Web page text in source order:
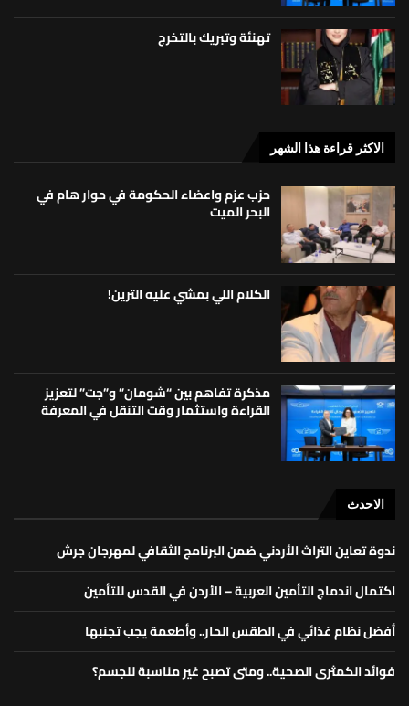
تهنئة وتبريك بالتخرج
الاكثر قراءة هذا الشهر
حزب عزم واعضاء الحكومة في حوار هام في
البحر الميت
الكلام اللي بمشي عليه الترين!
مذكرة تفاهم بين “شومان” و”جت” لتعزيز
القراءة واستثمار وقت التنقل في المعرفة
الاحدث
ندوة تعاين التراث الأردني ضمن البرنامج الثقافي لمهرجان جرش
اكتمال اندماج التأمين العربية – الأردن في القدس للتأمين
أفضل نظام غذائي في الطقس الحار.. وأطعمة يجب تجنبها
فوائد الكمثرى الصحية.. ومتى تصبح غير مناسبة للجسم؟